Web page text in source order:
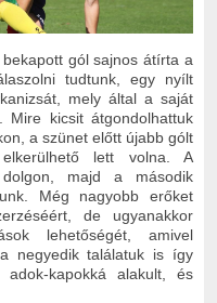
gól sajnos átírta a
tudtunk, egy nyílt
mely által a saját
Mire kicsit átgondolhattuk
a szünet előtt újabb gólt
lett volna. A
dolgon, majd a második
Még nagyobb erőket
de ugyanakkor
lehetőségét, amivel
negyedik találatuk is így
kapokká alakult, és